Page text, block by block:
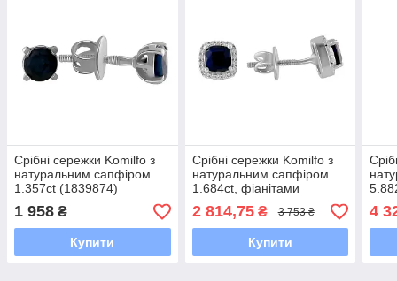
Срібні сережки Komilfo з
натуральним сапфіром
1.357ct (1839874)
1 958 ₴
Купити
Срібні сережки Komilfo з
натуральним сапфіром
1.684ct, фіанітами
(2085539)
2 814,75₴ 3 753 ₴
Купити
4